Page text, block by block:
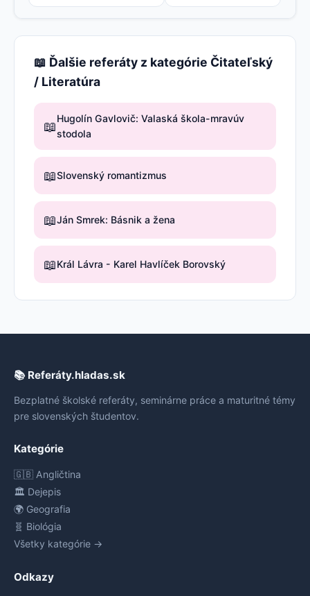
📖 Ďalšie referáty z kategórie Čitateľský
/ Literatúra
📖Hugolín Gavlovič: Valaská škola-mravúv
stodola
📖Slovenský romantizmus
📖Ján Smrek: Básnik a žena
📖Král Lávra - Karel Havlíček Borovský
📚 Referáty.hladas.sk
Bezplatné školské referáty, seminárne práce a maturitné témy
pre slovenských študentov.
Kategórie
🇬🇧 Angličtina
🏛️ Dejepis
🌍 Geografia
🧬 Biológia
Všetky kategórie →
Odkazy